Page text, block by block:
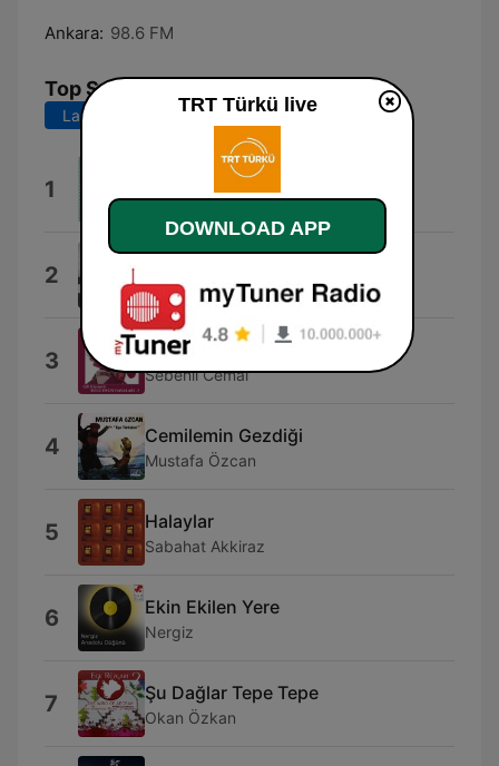
Ankara: 98.6 FM
Top Songs
Last 7 days Last 30 days
1 James Kaleth
2 Mark Moore
3 Oy Kemençe Kemençe
Sebenli Cemal
4 Cemilemin Gezdiği
Mustafa Özcan
5 Halaylar
Sabahat Akkiraz
6 Ekin Ekilen Yere
Nergiz
7 Şu Dağlar Tepe Tepe
Okan Özkan
TRT Türkü live
DOWNLOAD APP